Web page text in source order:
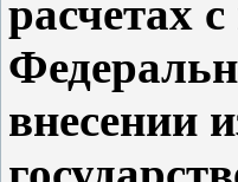
расчетах
внесении